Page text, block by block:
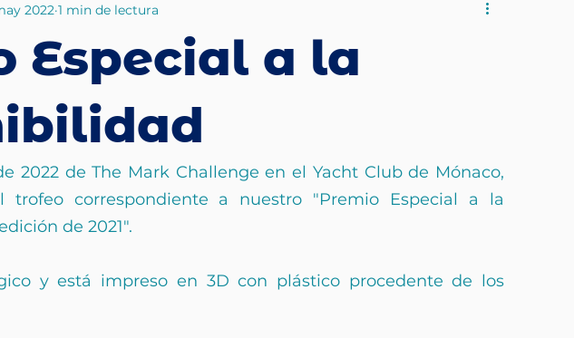
Especial a la
2022 1 min de lectura
2022 de The Mark Challenge en el Yacht Club de Mónaco,
trofeo correspondiente a nuestro "Premio Especial a la
de 2021".
y está impreso en 3D con plástico procedente de los